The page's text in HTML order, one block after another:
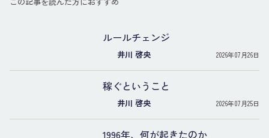
ルールチェンジ
井川 啓央 2026年07月26日
稼ぐということ
井川 啓央 2026年07月25日
1996年、何が起きたのか